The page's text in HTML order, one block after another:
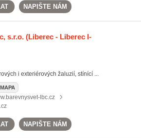
NAPIŠTE NÁM
s.r.o.(Liberec - Liberec I-
i exteriérových žaluzií, stínící ...
MAPA
lbc.cz
NAPIŠTE NÁM